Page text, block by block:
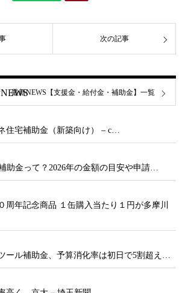
次の記事
住宅補助金（新築向け） – c…
助金って？2026年の金額の目安や申請…
周年記念商品 １缶購入当たり１円が多摩川
ール補助金、予算消化率は初日で5割超え…
最新NEWS【支援金・給付金・補助金】一覧